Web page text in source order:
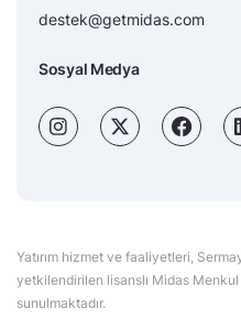
destek@getmidas.com
Sosyal Medya
Yatırım hizmet ve faaliyetleri,
yetkilendirilen lisanslı Midas Menkul
sunulmaktadır.